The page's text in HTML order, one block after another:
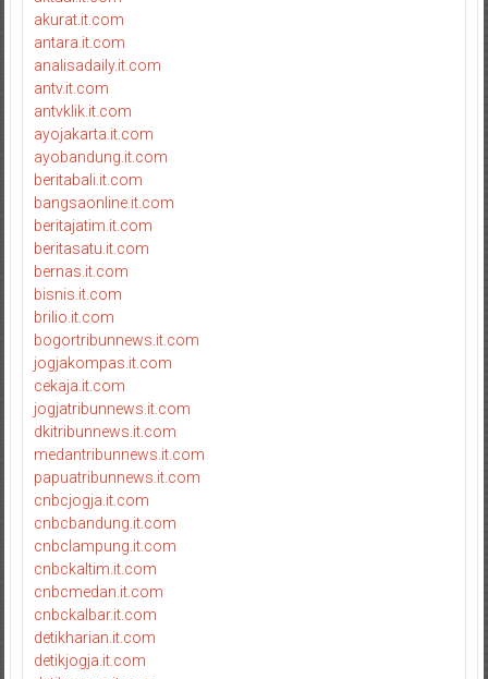
akurat.it.com
antara.it.com
analisadaily.it.com
antv.it.com
antvklik.it.com
ayojakarta.it.com
ayobandung.it.com
beritabali.it.com
bangsaonline.it.com
beritajatim.it.com
beritasatu.it.com
bernas.it.com
bisnis.it.com
brilio.it.com
bogortribunnews.it.com
jogjakompas.it.com
cekaja.it.com
jogjatribunnews.it.com
dkitribunnews.it.com
medantribunnews.it.com
papuatribunnews.it.com
cnbcjogja.it.com
cnbcbandung.it.com
cnbclampung.it.com
cnbckaltim.it.com
cnbcmedan.it.com
cnbckalbar.it.com
detikharian.it.com
detikjogja.it.com